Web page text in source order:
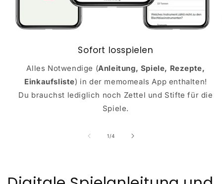
Sofort losspielen
Alles Notwendige (Anleitung, Spiele, Rezepte,
Einkaufsliste) in der memomeals App enthalten!
Du brauchst lediglich noch Zettel und Stifte für die
Spiele.
1/von
4